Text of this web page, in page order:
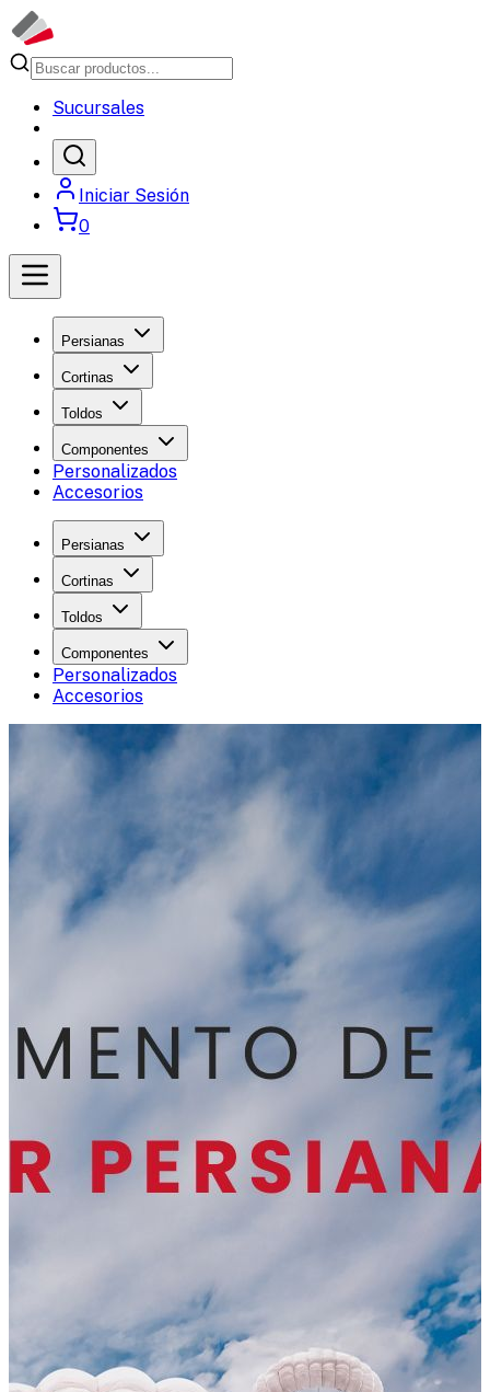
Sucursales
Iniciar Sesión
0
Persianas
Cortinas
Toldos
Componentes
Personalizados
Accesorios
Persianas
Cortinas
Toldos
Componentes
Personalizados
Accesorios